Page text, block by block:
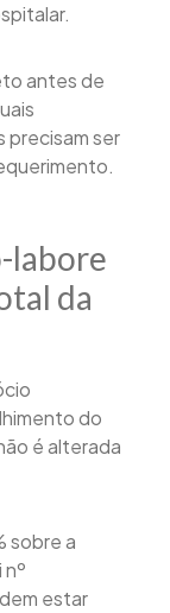
antes de
precisam ser
labore
da
do
é alterada
sobre a
estar